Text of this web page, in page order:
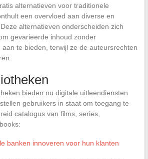
alternatieven voor traditionele
een overvloed aan diverse en
alternatieven onderscheiden zich
gevarieerde inhoud zonder
te bieden, terwijl ze de auteursrechten
bieden nu digitale uitleendiensten
gebruikers in staat om toegang te
catalogus van films, series,
banken innoveren voor hun klanten